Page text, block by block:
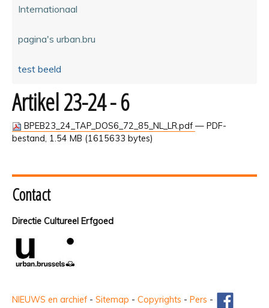
Internationaal
pagina's urban.bru
test beeld
Artikel 23-24 - 6
BPEB23_24_TAP_DOS6_72_85_NL_LR.pdf — PDF-
bestand, 1.54 MB (1615633 bytes)
Contact
Directie Cultureel Erfgoed
NIEUWS en archief - Sitemap - Copyrights - Pers -